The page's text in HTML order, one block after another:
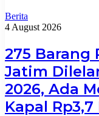
Berita
4 August 2026
275 Barang
Jatim
2026, Ada
Kapal